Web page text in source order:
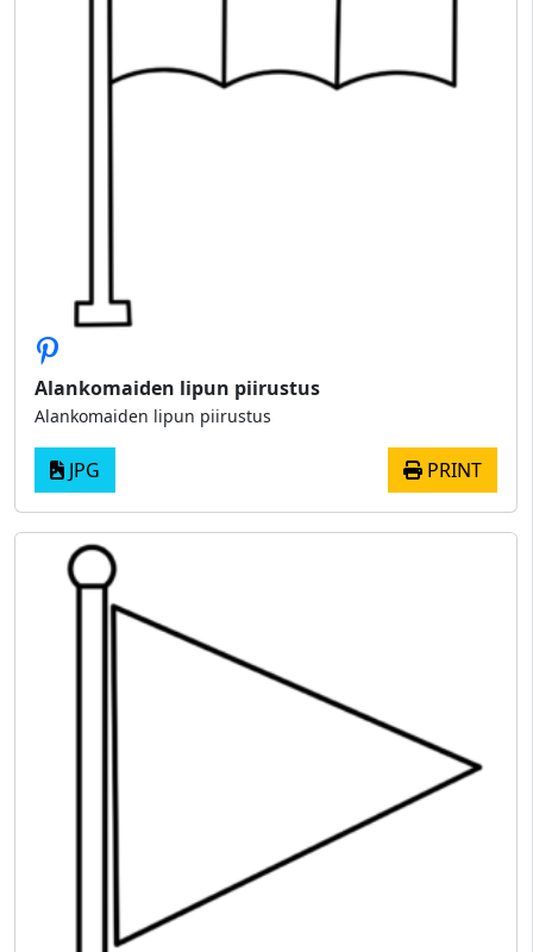
Alankomaiden lipun piirustus
Alankomaiden lipun piirustus
JPG PRINT